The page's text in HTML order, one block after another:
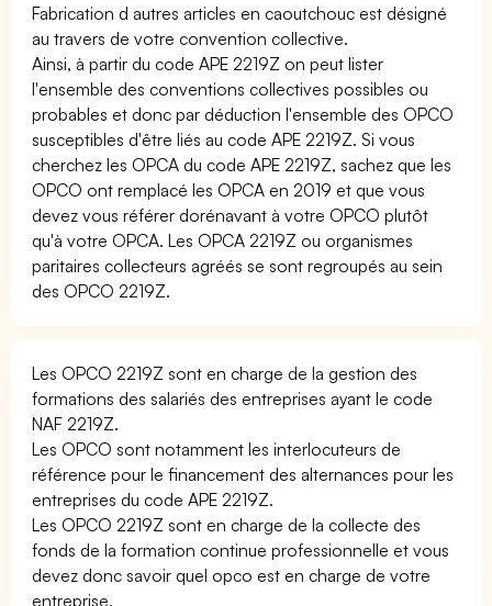
Fabrication d autres articles en caoutchouc est désigné
au travers de votre convention collective.
Ainsi, à partir du code APE 2219Z on peut lister
l'ensemble des conventions collectives possibles ou
probables et donc par déduction l'ensemble des OPCO
susceptibles d'être liés au code APE 2219Z. Si vous
cherchez les OPCA du code APE 2219Z, sachez que les
OPCO ont remplacé les OPCA en 2019 et que vous
devez vous référer dorénavant à votre OPCO plutôt
qu'à votre OPCA. Les OPCA 2219Z ou organismes
paritaires collecteurs agréés se sont regroupés au sein
des OPCO 2219Z.
Les OPCO 2219Z sont en charge de la gestion des
formations des salariés des entreprises ayant le code
NAF 2219Z.
Les OPCO sont notamment les interlocuteurs de
référence pour le financement des alternances pour les
entreprises du code APE 2219Z.
Les OPCO 2219Z sont en charge de la collecte des
fonds de la formation continue professionnelle et vous
devez donc savoir quel opco est en charge de votre
entreprise.